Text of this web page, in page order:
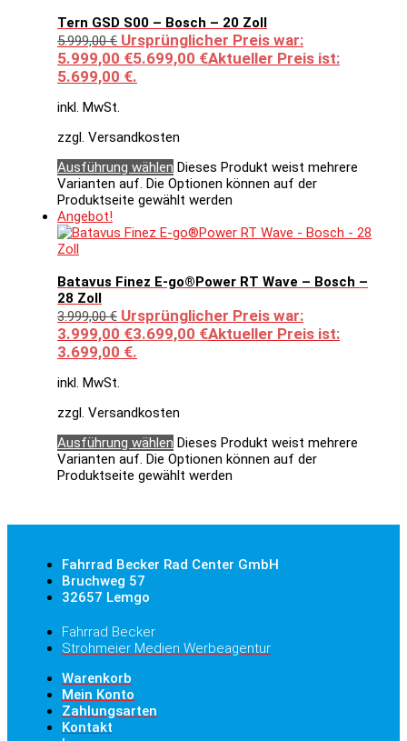
Tern GSD S00 – Bosch – 20 Zoll
5.999,00€ Ursprünglicher Preis war:
5.999,00 €5.699,00 €Aktueller Preis ist:
5.699,00 €.
inkl. MwSt.
zzgl. Versandkosten
Ausführung wählen Dieses Produkt weist mehrere
Varianten auf. Die Optionen können auf der
Produktseite gewählt werden
Angebot!
Batavus Finez E-go®Power RT Wave – Bosch –
28 Zoll
3.999,00€ Ursprünglicher Preis war:
3.999,00 €3.699,00 €Aktueller Preis ist:
3.699,00 €.
inkl. MwSt.
zzgl. Versandkosten
Ausführung wählen Dieses Produkt weist mehrere
Varianten auf. Die Optionen können auf der
Produktseite gewählt werden
Fahrrad Becker Rad Center GmbH
Bruchweg 57
32657 Lemgo
Fahrrad Becker
Strohmeier Medien Werbeagentur
Warenkorb
Mein Konto
Zahlungsarten
Kontakt